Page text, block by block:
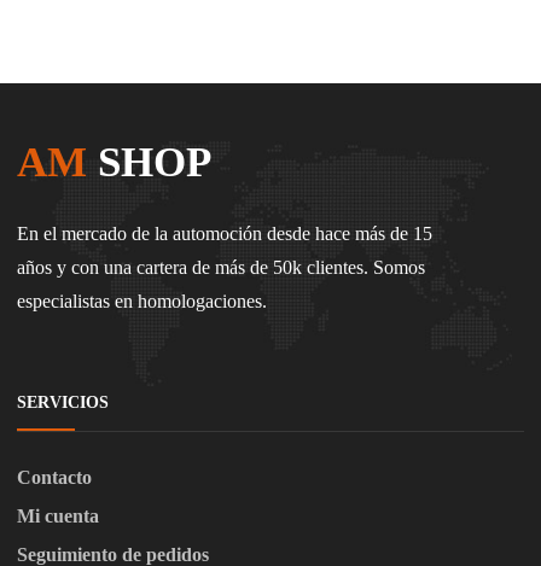
AM SHOP
En el mercado de la automoción desde hace más de 15
años y con una cartera de más de 50k clientes. Somos
especialistas en homologaciones.
SERVICIOS
Contacto
Mi cuenta
Seguimiento de pedidos